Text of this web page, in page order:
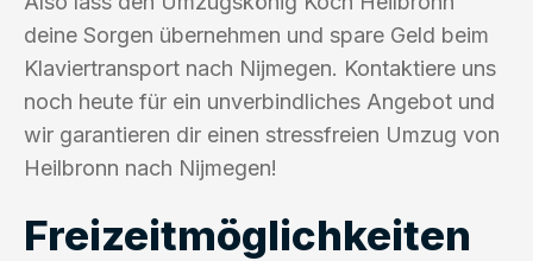
deine Sorgen übernehmen und spare Geld beim
Klaviertransport nach Nijmegen. Kontaktiere uns
noch heute für ein unverbindliches Angebot und
wir garantieren dir einen stressfreien Umzug von
Heilbronn nach Nijmegen!
Freizeitmöglichkeiten